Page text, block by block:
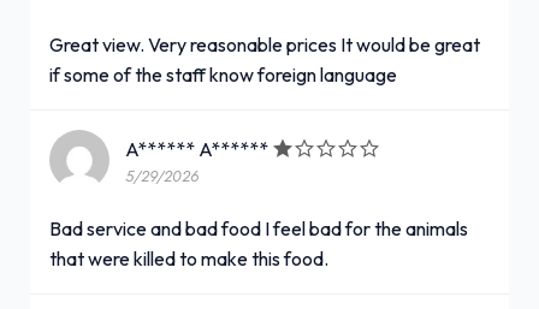
Great view. Very reasonable prices It would be great
if some of the staff know foreign language
A****** A******
5/29/2026
Bad service and bad food I feel bad for the animals
that were killed to make this food.